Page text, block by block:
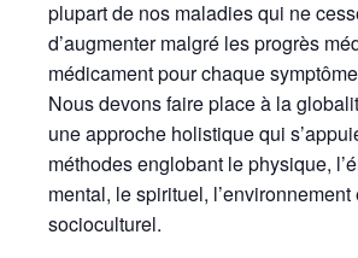
plupart de nos maladies qui ne
d’augmenter malgré les progrès
médicament pour chaque
Nous devons faire place à la
une approche holistique qui
méthodes englobant le physique,
mental, le spirituel, l’environnement
socioculturel.